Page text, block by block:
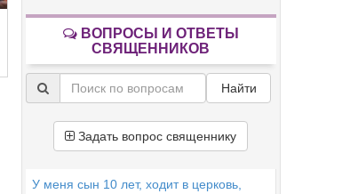
ВОПРОСЫ И ОТВЕТЫ
СВЯЩЕННИКОВ
Найти
Задать вопрос священнику
У меня сын 10 лет, ходит в церковь,